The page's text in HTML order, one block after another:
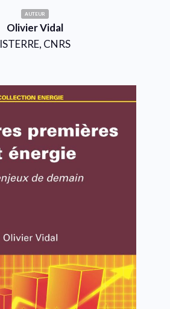
AUTEUR
Olivier Vidal
ISTERRE, CNRS